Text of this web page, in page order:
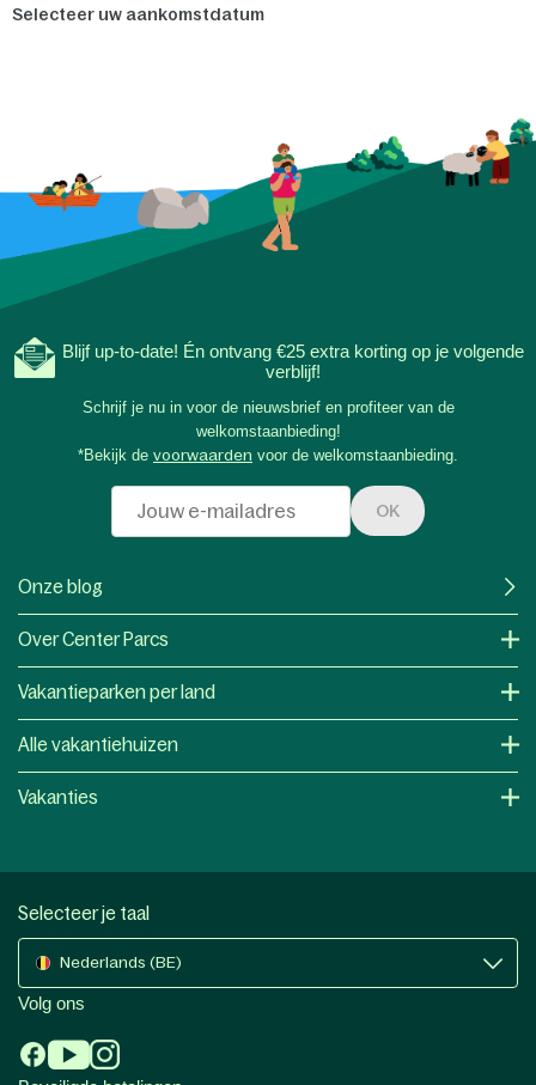
Selecteer uw aankomstdatum
Blijf up-to-date! Én ontvang €25 extra korting op je volgende
verblijf!
Schrijf je nu in voor de nieuwsbrief en profiteer van de
welkomstaanbieding!
*Bekijk de voorwaarden voor de welkomstaanbieding.
OK
Onze blog
Over Center Parcs
Vakantieparken per land
Alle vakantiehuizen
Vakanties
Selecteer je taal
Nederlands (BE)
Volg ons